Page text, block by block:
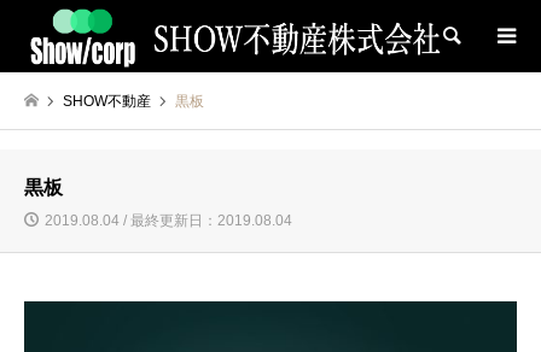
検索
SHOW不動産 黒板
黒板
2019.08.04 / 最終更新日：2019.08.04